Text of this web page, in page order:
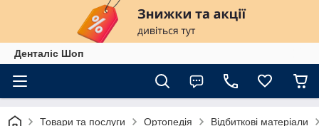
Денталіс Шоп
Товари та послуги Ортопедія Відбиткові матеріали